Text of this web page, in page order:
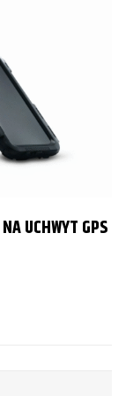
UCHWYT GPS